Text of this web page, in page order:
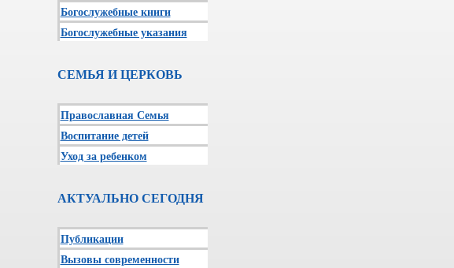
Богослужебные книги
Богослужебные указания
СЕМЬЯ И ЦЕРКОВЬ
Православная Семья
Воспитание детей
Уход за ребенком
АКТУАЛЬНО СЕГОДНЯ
Публикации
Вызовы современности